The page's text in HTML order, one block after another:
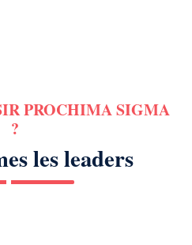
PROCHIMA SIGMA
?
les leaders